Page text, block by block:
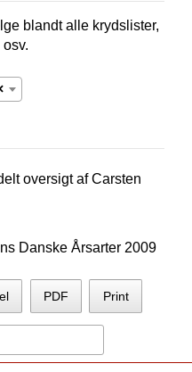
blandt alle krydslister,
oversigt afCarsten
Danske Årsarter 2009
PDF Print